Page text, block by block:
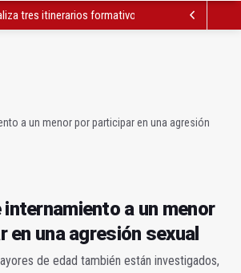
tres itinerarios formativos de Edificación y
a un menor por participar en una agresión
a un menor
en una agresión sexual
de edad también están investigados,